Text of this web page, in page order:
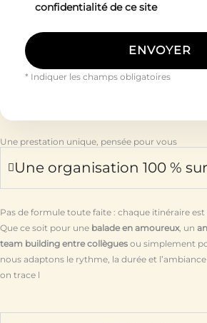
confidentialité de ce site
* Indiquer les champs obligatoires
Une prestation unique, pensée pour vous
Une organisation 100 %
Pas de formule toute faite : chaque itinéraire
Que ce soit pour une balade en amoureux, un
team building entre collègues ou simplement
nous adaptons le rythme, la durée et l’ambiance
on trace l